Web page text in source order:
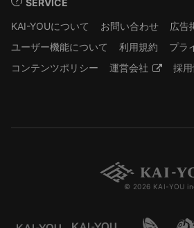
SERVICE
KAI-YOUについて
お問い合わせ
広告
ユーザー機能について
利用規約
プラ
コンテンツポリシー
運営会社 採
© 2026 KAI-YOU